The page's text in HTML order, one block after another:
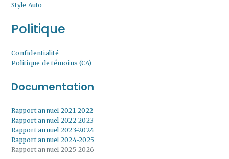
Style Auto
Politique
Confidentialité
Politique de témoins (CA)
Documentation
Rapport annuel 2021-2022
Rapport annuel 2022-2023
Rapport annuel 2023-2024
Rapport annuel 2024-2025
Rapport annuel 2025-2026